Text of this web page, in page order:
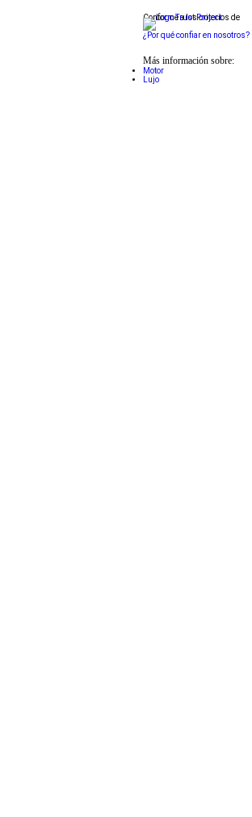
Conforme a los criterios de
¿Por qué confiar en nosotros?
Más información sobre:
Motor
Lujo